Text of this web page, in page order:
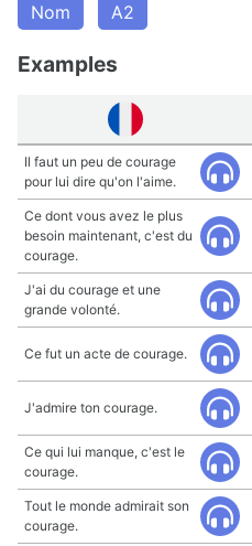
Nom A2
Examples
Il faut un peu de courage
pour lui dire qu'on l'aime.
Ce dont vous avez le plus
besoin maintenant, c'est du
courage.
J'ai du courage et une
grande volonté.
Ce fut un acte de courage.
J'admire ton courage.
Ce qui lui manque, c'est le
courage.
Tout le monde admirait son
courage.